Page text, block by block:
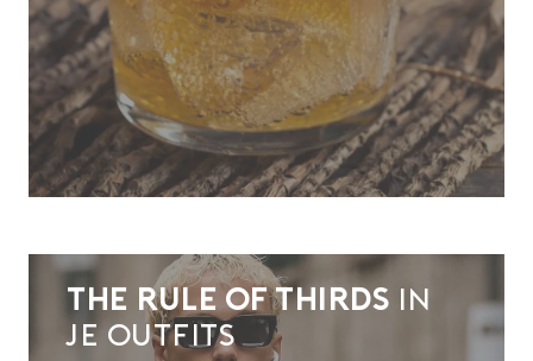
The rule of thirds in
je outfits